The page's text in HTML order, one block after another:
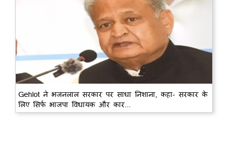
Gehlot ने भजनलाल सरकार पर साधा निशाना, कहा- सरकार के
लिए सिर्फ भाजपा विधायक और कार...